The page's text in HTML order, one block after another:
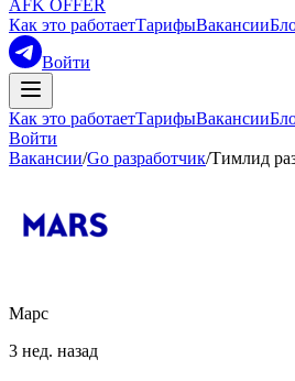
AFK OFFER
Как это работаетТарифыВакансии
Войти
Как это работаетТарифыВакансии
Войти
Вакансии/Go разработчик/Тимлид
Марс
3 нед. назад